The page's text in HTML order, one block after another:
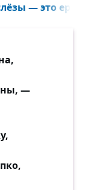
— это
—